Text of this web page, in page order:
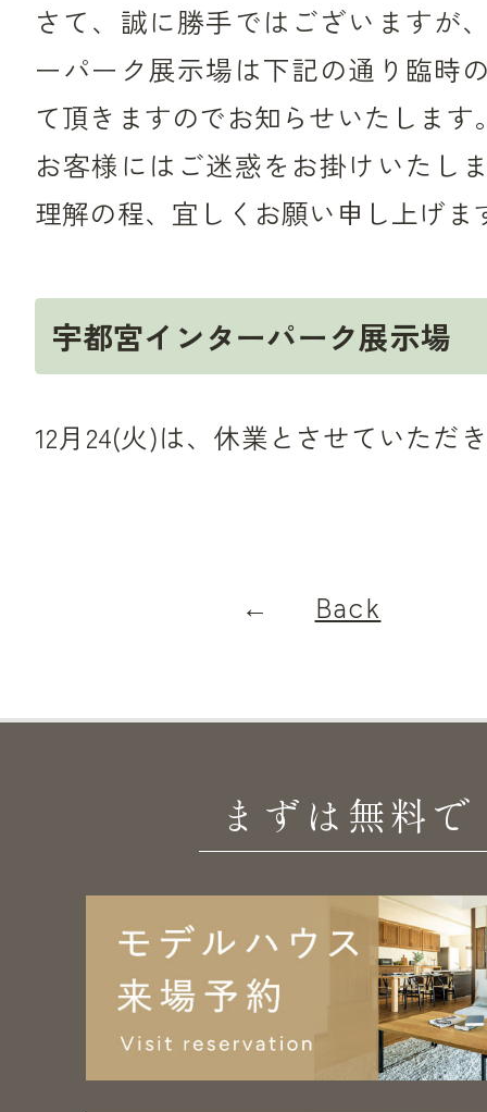
さて、誠に勝手ではございますが
ーパーク展示場は下記の通り臨時
て頂きますのでお知らせいたします
お客様にはご迷惑をお掛けいたし
理解の程、宜しくお願い申し上げま
宇都宮インターパーク展示場
12月24(火)は、休業とさせていただ
Back
まずは無料で